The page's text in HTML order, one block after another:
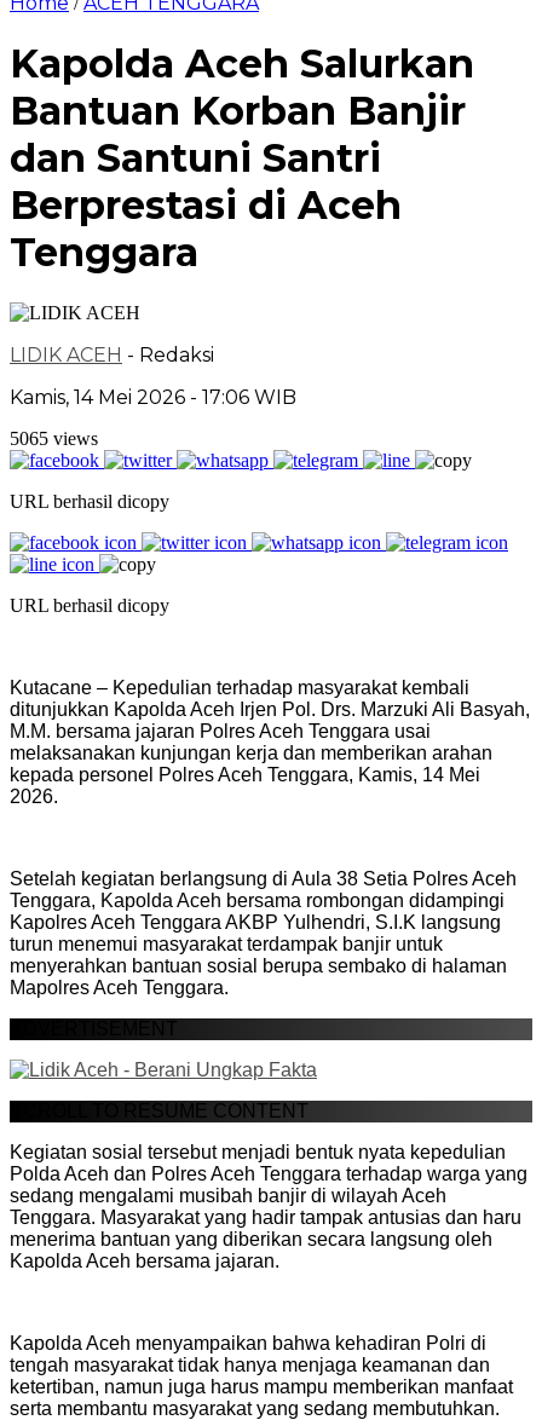
Kapolda Aceh Salurkan
Bantuan Korban Banjir
dan Santuni Santri
Berprestasi di Aceh
Tenggara
LIDIK ACEH - Redaksi
Kamis, 14 Mei 2026 - 17:06 WIB
5065 views
URL berhasil dicopy
URL berhasil dicopy
Kutacane – Kepedulian terhadap masyarakat kembali
ditunjukkan Kapolda Aceh Irjen Pol. Drs. Marzuki Ali Basyah,
M.M. bersama jajaran Polres Aceh Tenggara usai
melaksanakan kunjungan kerja dan memberikan arahan
kepada personel Polres Aceh Tenggara, Kamis, 14 Mei
2026.
Setelah kegiatan berlangsung di Aula 38 Setia Polres Aceh
Tenggara, Kapolda Aceh bersama rombongan didampingi
Kapolres Aceh Tenggara AKBP Yulhendri, S.I.K langsung
turun menemui masyarakat terdampak banjir untuk
menyerahkan bantuan sosial berupa sembako di halaman
Mapolres Aceh Tenggara.
ADVERTISEMENT
SCROLL TO RESUME CONTENT
Kegiatan sosial tersebut menjadi bentuk nyata kepedulian
Polda Aceh dan Polres Aceh Tenggara terhadap warga yang
sedang mengalami musibah banjir di wilayah Aceh
Tenggara. Masyarakat yang hadir tampak antusias dan haru
menerima bantuan yang diberikan secara langsung oleh
Kapolda Aceh bersama jajaran.
Kapolda Aceh menyampaikan bahwa kehadiran Polri di
tengah masyarakat tidak hanya menjaga keamanan dan
ketertiban, namun juga harus mampu memberikan manfaat
serta membantu masyarakat yang sedang membutuhkan.